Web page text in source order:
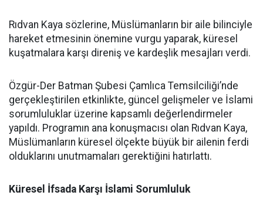
Rıdvan Kaya sözlerine, Müslümanların bir aile bilinciyle
hareket etmesinin önemine vurgu yaparak, küresel
kuşatmalara karşı direniş ve kardeşlik mesajları verdi.
Özgür-Der Batman Şubesi Çamlıca Temsilciliği’nde
gerçekleştirilen etkinlikte, güncel gelişmeler ve İslami
sorumluluklar üzerine kapsamlı değerlendirmeler
yapıldı. Programın ana konuşmacısı olan Rıdvan Kaya,
Müslümanların küresel ölçekte büyük bir ailenin ferdi
olduklarını unutmamaları gerektiğini hatırlattı.
Küresel İfsada Karşı İslami Sorumluluk